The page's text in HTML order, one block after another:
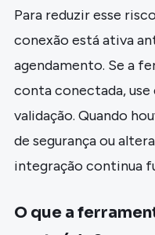
Para reduzir esse
conexão está ativa
agendamento. Se a
conta conectada,
validação. Quando
de segurança ou
integração continua
O que a